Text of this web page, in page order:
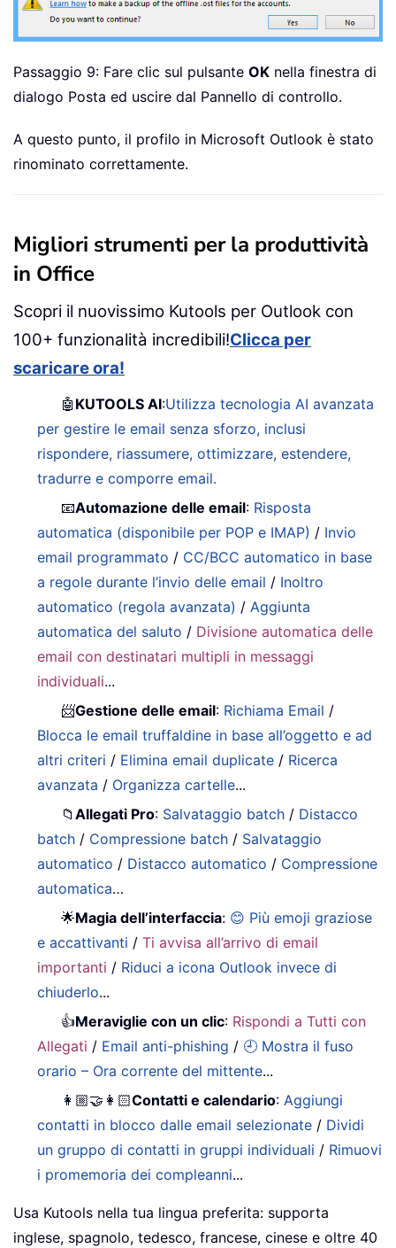
Passaggio 9: Fare clic sul pulsante OK nella finestra di
dialogo Posta ed uscire dal Pannello di controllo.
A questo punto, il profilo in Microsoft Outlook è stato
rinominato correttamente.
Migliori strumenti per la produttività
in Office
Scopri il nuovissimo Kutools per Outlook con
100+ funzionalità incredibili!Clicca per
scaricare ora!
🤖 KUTOOLS AI:Utilizza tecnologia AI avanzata
per gestire le email senza sforzo, inclusi
rispondere, riassumere, ottimizzare, estendere,
tradurre e comporre email.
📧Automazione delle email: Risposta
automatica (disponibile per POP e IMAP) / Invio
email programmato / CC/BCC automatico in base
a regole durante l’invio delle email / Inoltro
automatico (regola avanzata) /Aggiunta
automatica del saluto / Divisione automatica delle
email con destinatari multipli in messaggi
individuali...
📨Gestione delle email: Richiama Email /
Blocca le email truffaldine in base all’oggetto e ad
altri criteri / Elimina email duplicate / Ricerca
avanzata / Organizza cartelle...
📁Allegati Pro: Salvataggio batch / Distacco
batch / Compressione batch / Salvataggio
automatico / Distacco automatico / Compressione
automatica…
🌟Magia dell’interfaccia: 😊 Più emoji graziose
e accattivanti /Ti avvisa all’arrivo di email
importanti / Riduci a icona Outlook invece di
chiuderlo...
👍Meraviglie con un clic: Rispondi a Tutti con
Allegati / Email anti-phishing / 🕘 Mostra il fuso
orario – Ora corrente del mittente...
👩🏼‍🤝‍👩🏻Contatti e calendario:Aggiungi
contatti in blocco dalle email selezionate / Dividi
un gruppo di contatti in gruppi individuali / Rimuovi
i promemoria dei compleanni...
Usa Kutools nella tua lingua preferita: supporta
inglese, spagnolo, tedesco, francese, cinese e oltre 40